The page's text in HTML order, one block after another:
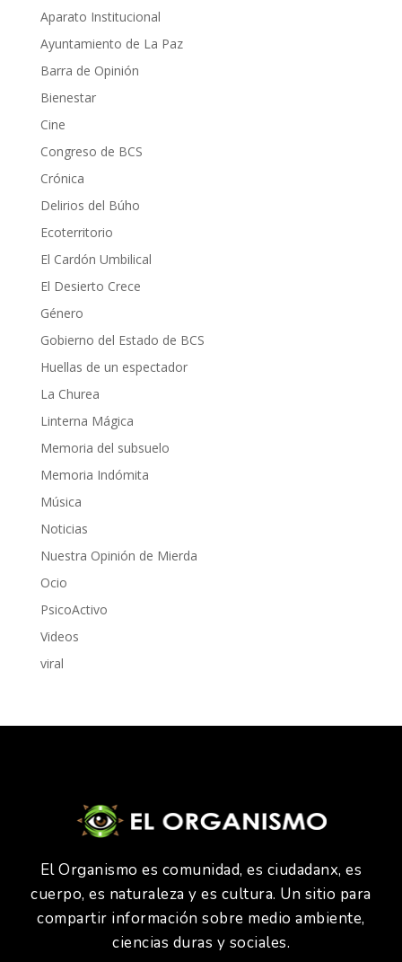
Aparato Institucional
Ayuntamiento de La Paz
Barra de Opinión
Bienestar
Cine
Congreso de BCS
Crónica
Delirios del Búho
Ecoterritorio
El Cardón Umbilical
El Desierto Crece
Género
Gobierno del Estado de BCS
Huellas de un espectador
La Churea
Linterna Mágica
Memoria del subsuelo
Memoria Indómita
Música
Noticias
Nuestra Opinión de Mierda
Ocio
PsicoActivo
Videos
viral
El Organismo es comunidad, es ciudadanx, es
cuerpo, es naturaleza y es cultura. Un sitio para
compartir información sobre medio ambiente,
ciencias duras y sociales.